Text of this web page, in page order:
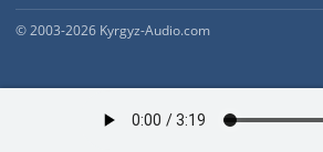
© 2003-2026 Kyrgyz-Audio.com